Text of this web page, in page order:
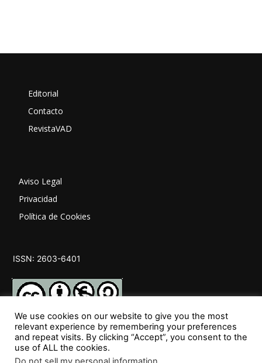
Editorial
Contacto
RevistaVAD
Aviso Legal
Privacidad
Política de Cookies
ISSN: 2603-6401
SÍGUENOS
We use cookies on our website to give you the most
relevant experience by remembering your preferences
and repeat visits. By clicking “Accept”, you consent to the
use of ALL the cookies.